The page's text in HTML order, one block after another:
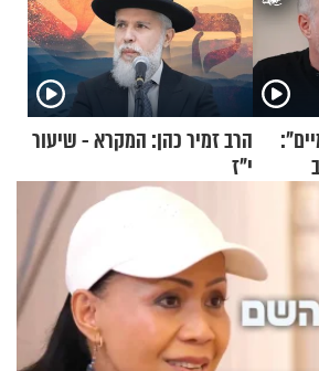
הרב זמיר כהן: המקרא - שיעור
י"ז